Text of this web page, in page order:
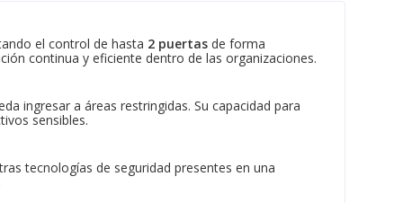
el control de hasta 2 puertasde forma
continua y eficiente dentro de las organizaciones.
ingresar a áreas restringidas. Su capacidad para
sensibles.
tecnologías de seguridad presentes en una